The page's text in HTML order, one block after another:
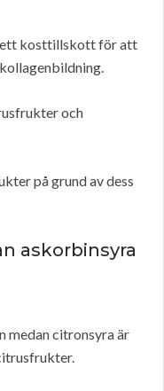
ett kosttillskott för att
och
på grund av dess
askorbinsyra
medan citronsyra är